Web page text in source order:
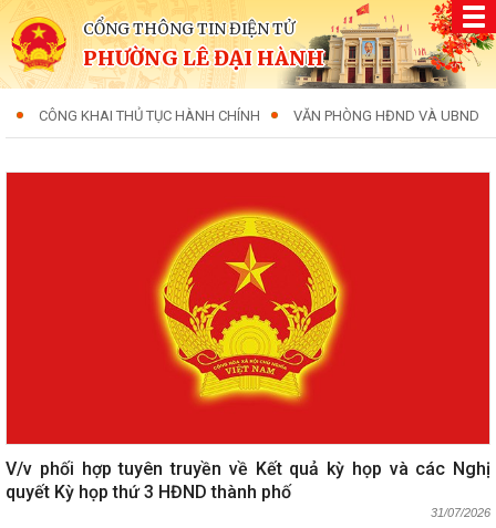
CỔNG THÔNG TIN ĐIỆN TỬ
PHƯỜNG LÊ ĐẠI HÀNH
CÔNG KHAI THỦ TỤC HÀNH CHÍNH VĂN PHÒNG HĐND VÀ UBND
V/v phối hợp tuyên truyền về Kết quả kỳ họp và các Nghị
quyết Kỳ họp thứ 3 HĐND thành phố
31/07/2026